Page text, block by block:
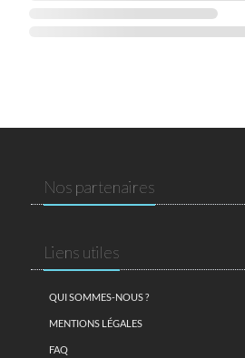
Nos partenaires
Liens utiles
QUI SOMMES-NOUS ?
MENTIONS LÉGALES
FAQ